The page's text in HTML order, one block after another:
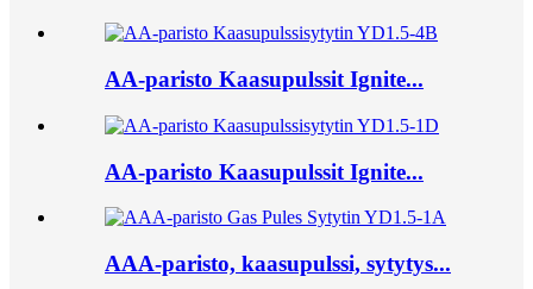
AA-paristo Kaasupulssit Ignite...
AA-paristo Kaasupulssit Ignite...
AAA-paristo, kaasupulssi, sytytys...